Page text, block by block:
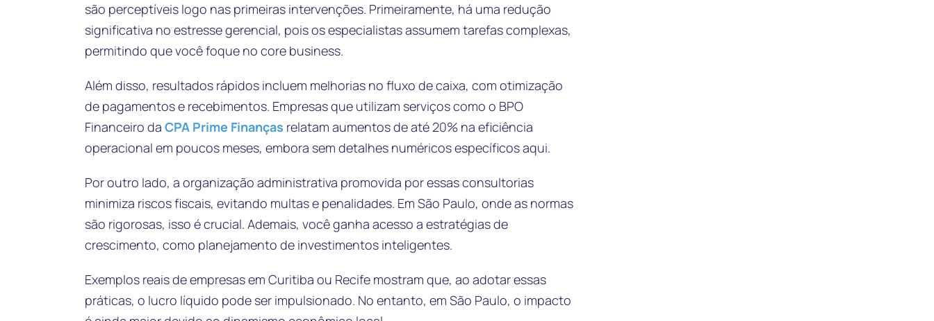
são perceptíveis logo nas primeiras intervenções. Primeiramente, há uma redução
significativa no estresse gerencial, pois os especialistas assumem tarefas complexas,
permitindo que você foque no core business.
Além disso, resultados rápidos incluem melhorias no fluxo de caixa, com otimização
de pagamentos e recebimentos. Empresas que utilizam serviços como o BPO
Financeiro da CPA Prime Finanças relatam aumentos de até 20% na eficiência
operacional em poucos meses, embora sem detalhes numéricos específicos aqui.
Por outro lado, a organização administrativa promovida por essas consultorias
minimiza riscos fiscais, evitando multas e penalidades. Em São Paulo, onde as normas
são rigorosas, isso é crucial. Ademais, você ganha acesso a estratégias de
crescimento, como planejamento de investimentos inteligentes.
Exemplos reais de empresas em Curitiba ou Recife mostram que, ao adotar essas
práticas, o lucro líquido pode ser impulsionado. No entanto, em São Paulo, o impacto